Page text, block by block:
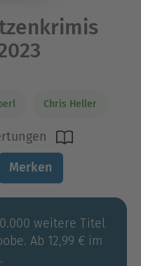
Chris Heller
Merken
weitere Titel
Ab 12,99 € im